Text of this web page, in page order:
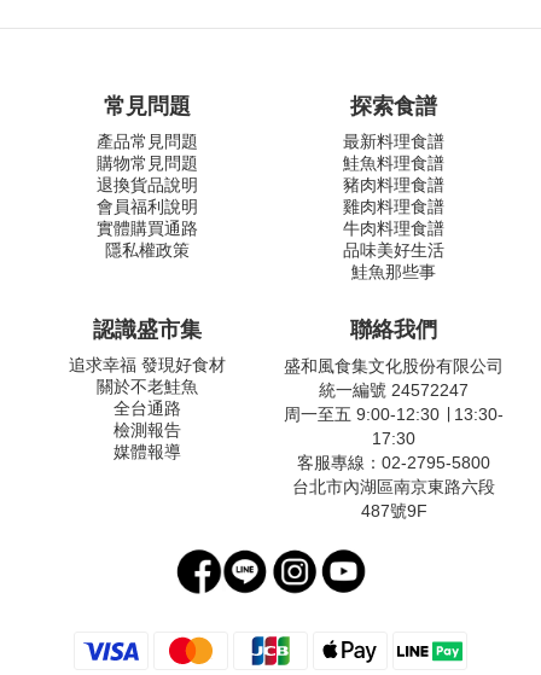
常見問題
產品常見問題
購物常見問題
退換貨品說明
會員福利說明
實體購買通路
隱私權政策
探索食譜
最新料理食譜
鮭魚料理食譜
豬肉料理食譜
雞肉料理食譜
牛肉料理食譜
品味美好生活
鮭魚那些事
認識盛市集
追求幸福 發現好食材
關於不老鮭魚
全台通路
檢測報告
媒體報導
聯絡我們
盛和風食集文化股份有限公司
統一編號 24572247
周一至五 9:00-12:30 ∣ 13:30-
17:30
客服專線：02-2795-5800
台北市內湖區南京東路六段
487號9F